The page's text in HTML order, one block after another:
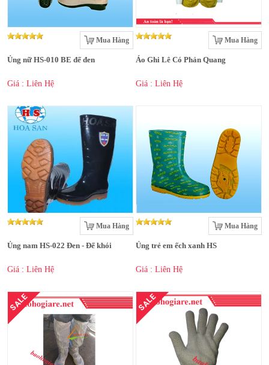
Mua Hàng
Ủng nữ HS-010 BE đế đen
Giá : Liên Hệ
Mua Hàng
Áo Ghi Lê Có Phản Quang
Giá : Liên Hệ
Mua Hàng
Ủng nam HS-022 Đen - Đế khói
Giá : Liên Hệ
Mua Hàng
Ủng trẻ em ếch xanh HS
Giá : Liên Hệ
SALE SALE